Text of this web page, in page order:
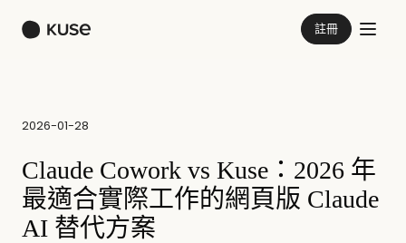
註冊
2026-01-28
Claude Cowork vs Kuse：2026 年
最適合實際工作的網頁版 Claude
AI 替代方案